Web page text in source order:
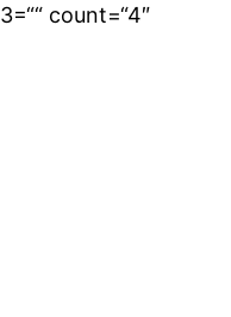
count=“4″